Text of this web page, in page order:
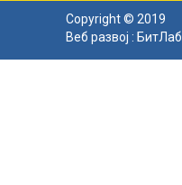
Copyright © 2019
Веб развој : БитЛаб